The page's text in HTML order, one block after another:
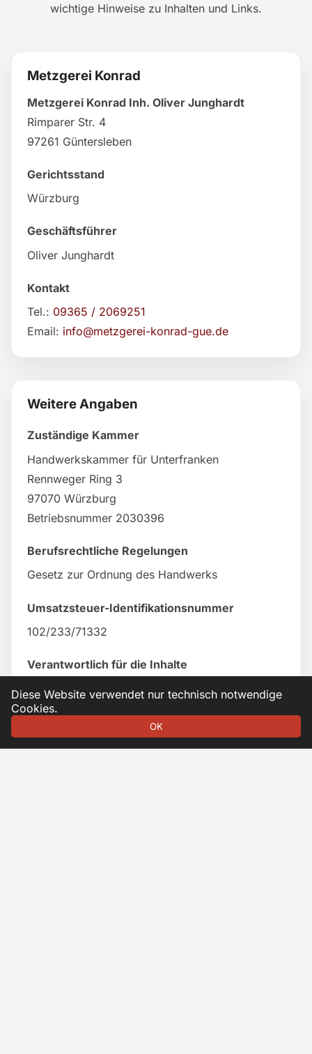
wichtige Hinweise zu Inhalten und Links.
Metzgerei Konrad
Metzgerei Konrad Inh. Oliver Junghardt
Rimparer Str. 4
97261 Güntersleben
Gerichtsstand
Würzburg
Geschäftsführer
Oliver Junghardt
Kontakt
Tel.: 09365 / 2069251
Email: info@metzgerei-konrad-gue.de
Weitere Angaben
Zuständige Kammer
Handwerkskammer für Unterfranken
Rennweger Ring 3
97070 Würzburg
Betriebsnummer 2030396
Berufsrechtliche Regelungen
Gesetz zur Ordnung des Handwerks
Umsatzsteuer-Identifikationsnummer
102/233/71332
Verantwortlich für die Inhalte
Oliver Junghardt
Diese Website verwendet nur technisch notwendige
Cookies.
OK